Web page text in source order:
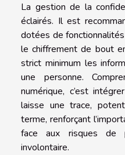
La gestion de la
éclairés. Il est
dotées de
le chiffrement de bout
strict minimum les
une personne.
numérique, c’est
laisse une trace,
terme, renforçant
face aux risques de
involontaire.